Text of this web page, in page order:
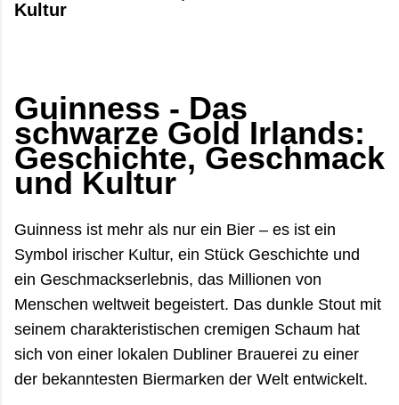
Deutschland wäre um diese Uhrzeit längst Nacht
Küstenstraßen nach Irland. Im Juli und August zeigt
das Land aber eine andere Seite: heller, lebendiger,
manchmal überraschend trocken – und gleichzeitig
voller Gegensätze. Zwischen überfüllten
Aussichtspunkten und völl...
Kultur
Guinness - Das
schwarze Gold Irlands:
Geschichte, Geschmack
und Kultur
Guinness ist mehr als nur ein Bier – es ist ein
Symbol irischer Kultur, ein Stück Geschichte und
ein Geschmackserlebnis, das Millionen von
Menschen weltweit begeistert. Das dunkle Stout mit
seinem charakteristischen cremigen Schaum hat
sich von einer lokalen Dubliner Brauerei zu einer
der bekanntesten Biermarken der Welt entwickelt.